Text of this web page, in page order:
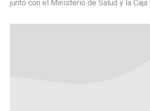
junto con el Ministerio de Salud y la